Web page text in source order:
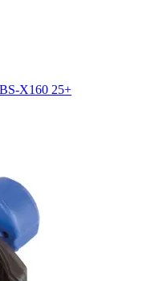
X160 25+